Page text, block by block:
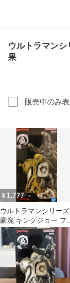
ウルトラマン
果
販売中のみ
¥ 1,777
ウルトラマンシリーズ
豪塊 キングジョー フ
ギュア